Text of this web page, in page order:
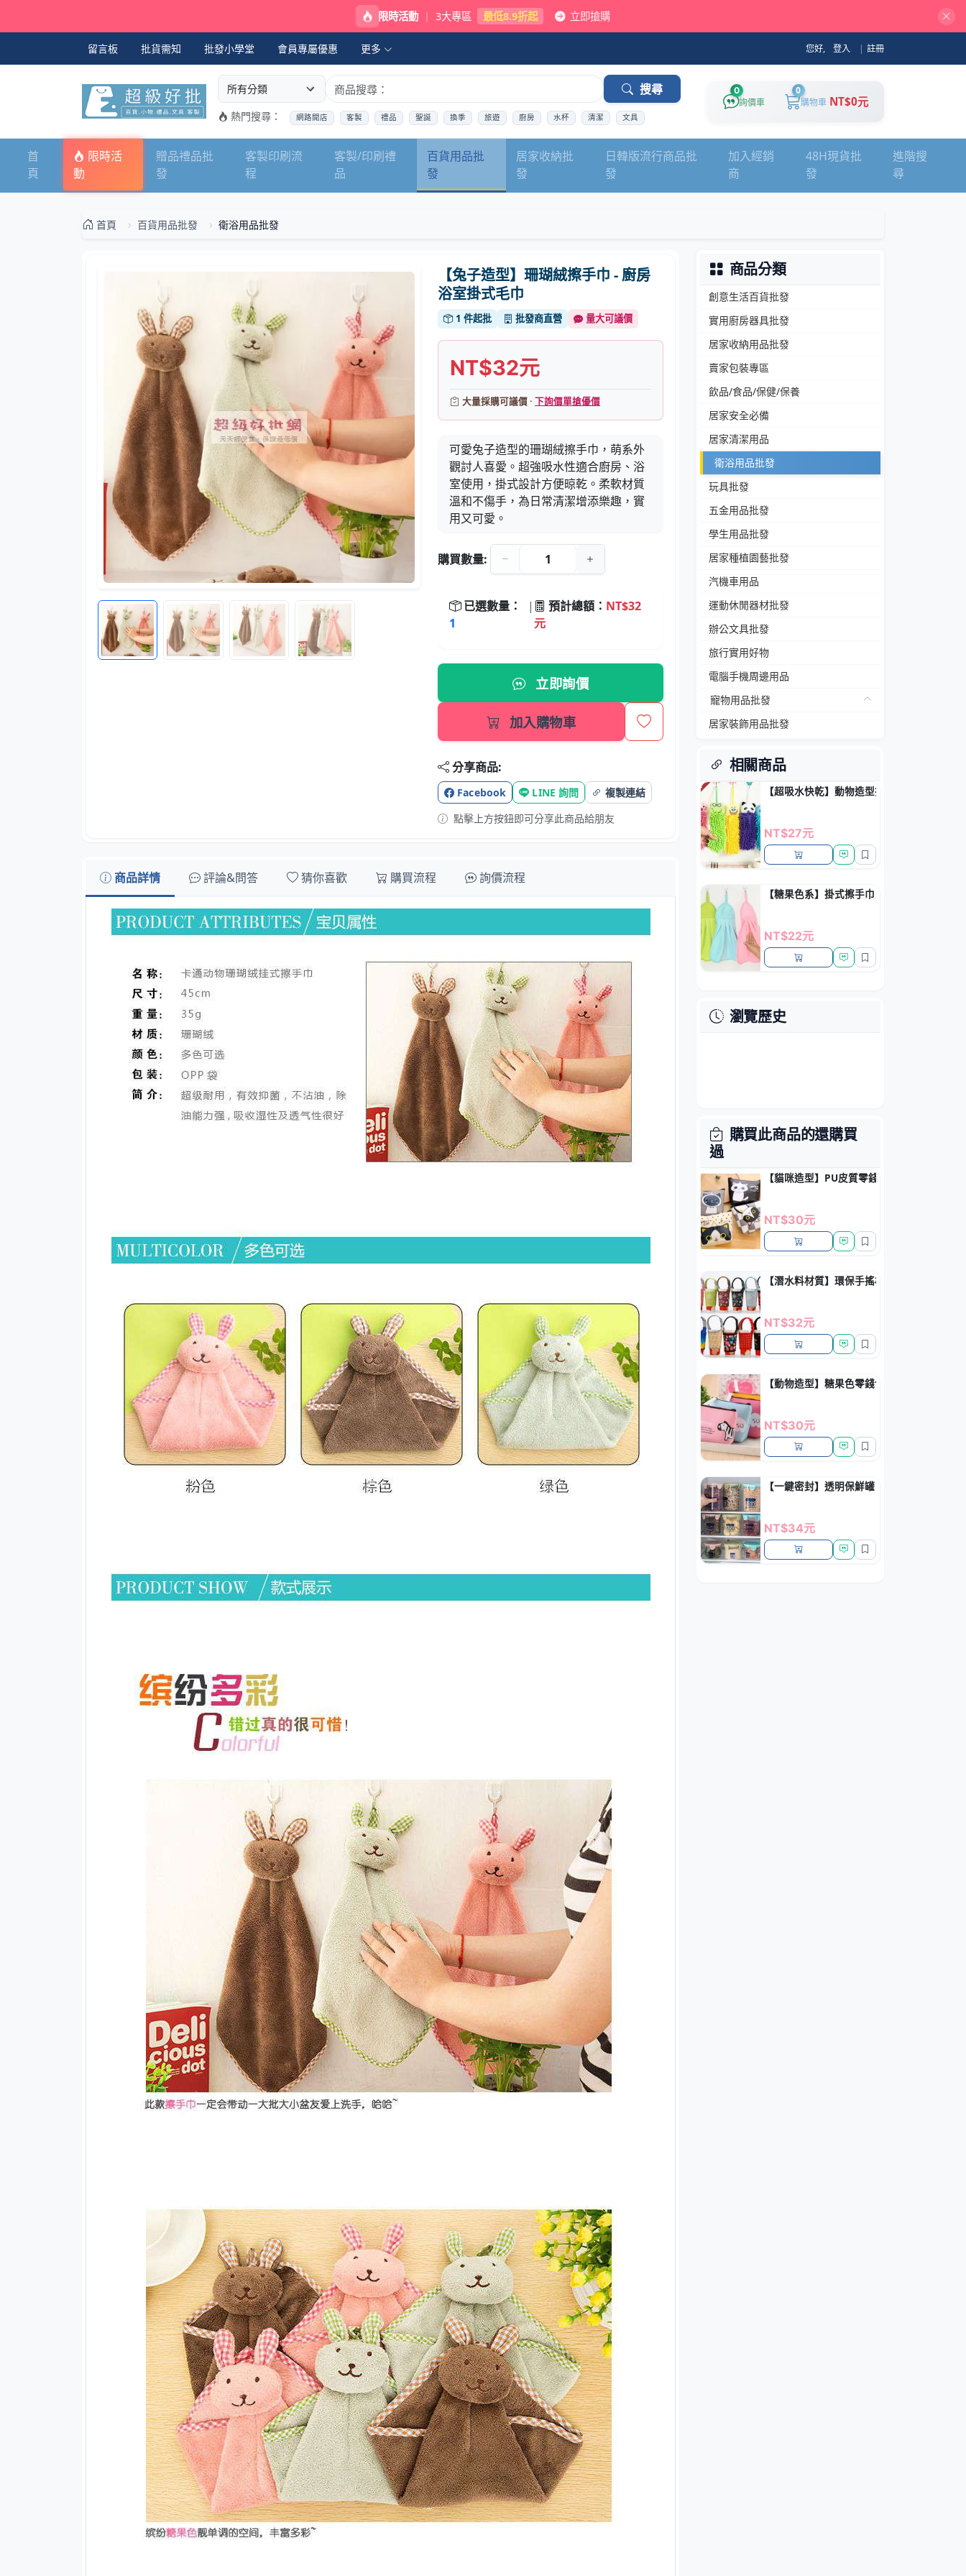
限時活動 | 3大專區 最低8.9折起 立即搶購
留言板 批貨需知 批發小學堂 會員專屬優惠 更多 您好, 登入 | 註冊
選擇商品分類
搜尋商品關鍵字 搜尋
熱門搜尋： 網路開店 客製 禮品 聖誕 換季 旅遊 廚房 水杯 清潔 文具
0
詢價車
0
購物車 NT$0元
首
頁
限時活
動
贈品禮品批
發
客製印刷流
程
客製/印刷禮
品
百貨用品批
發
居家收納批
發
日韓版流行商品批
發
加入經銷
商
48H現貨批
發
進階搜
尋
首頁 百貨用品批發 衛浴用品批發
【兔子造型】珊瑚絨擦手巾 - 廚房
浴室掛式毛巾
1 件起批 批發商直營 量大可議價
NT$32元
大量採購可議價 ·下詢價單搶優價
可愛兔子造型的珊瑚絨擦手巾，萌系外
觀討人喜愛。超強吸水性適合廚房、浴
室使用，掛式設計方便晾乾。柔軟材質
溫和不傷手，為日常清潔增添樂趣，實
用又可愛。
購買數量:
已選數量：
1
| 預計總額： NT$32
元
立即詢價
加入購物車
分享商品:
Facebook LINE 詢問
複製連結
點擊上方按鈕即可分享此商品給朋友
商品詳情 評論&問答 猜你喜歡 購買流程 詢價流程
商品分類
創意生活百貨批發
實用廚房器具批發
居家收納用品批發
賣家包裝專區
飲品/食品/保健/保養
居家安全必備
居家清潔用品
衛浴用品批發
玩具批發
五金用品批發
學生用品批發
居家種植園藝批發
汽機車用品
運動休閒器材批發
辦公文具批發
旅行實用好物
電腦手機周邊用品
寵物用品批發
居家裝飾用品批發
相關商品
【超吸水快乾】動物造型擦手巾 - 雪尼爾掛
NT$27元
【糖果色系】掛式擦手巾 - 珊瑚絨超吸水抹布
NT$22元
瀏覽歷史
購買此商品的還購買
過
【貓咪造型】PU皮質零錢包 - 多功能鑰匙小
NT$30元
【潛水料材質】環保手搖杯隔熱套 - 防燙防
NT$32元
【動物造型】糖果色零錢包 - 韓風便攜收納包
NT$30元
【一鍵密封】透明保鮮罐 - 廚房雜糧收納罐
NT$34元